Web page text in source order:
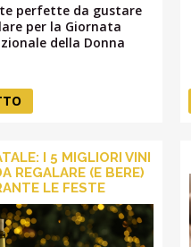
perfette da gustare
per la Giornata
della Donna
I 5 MIGLIORI VINI
REGALARE (E BERE)
LE FESTE